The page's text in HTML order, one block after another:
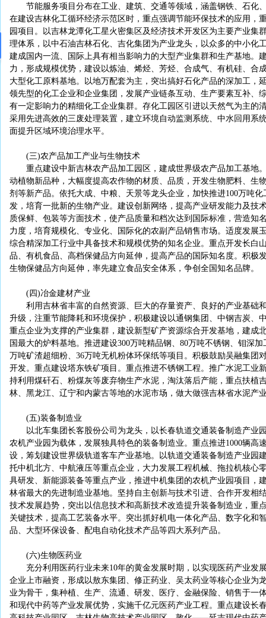
节能服务项目分布在工业、建筑、交通等领域，涵盖钢铁、石化
在建设吉林化工循环经济示范区时，重点强调节能环保技术的应用，
园项目。以吉林龙潭化工星火密集区及经济技术开发区为主要产业集
理体系，以中石油吉林石化、吉化集团为产业龙头，以众多的中小化
建成国内一流、国际上具有相当影响力的大型产业集群和生产基地。
力，形成规模优势，建设以炼油、烯烃、芳烃、合成气、有机硅、合
大型化工原料基地。以地万配套为主，突出搞好石化产品的深加工，
领先型的化工企业和企业集团，发展产业链条互动、生产要素互补、
有一定影响力的精细化工企业集群。存化工园区引进以天然气为主的
采用先进高效的三废处理装置，建立环境自动监测系统、中水回用系
面提升区域环境治理水平。
(三)农产品加工产业与生物技术
重点建设中新吉林农产品加工园区，建成世界级农产品加工基地
动植物新品种，大幅度提高农作物的材质、品质，开发生物肥料、生
剂等新产品。依托大成、中粮、天景等龙头企业，加快推进100万吨
发，培育一批新的生物产业。建设创新网络，提高产业研发能力及技
质保鲜、包装等方面技术，使产品质量和档次达到国际标准，营造知
力度，培育规模化、专业化、国际化的农副产品销售市场。适度发展
综合精深加工行业中具备技术和规模优势的知名企业。重点开发长白
品、有机食品、高档保健品方向延伸，提高产品的国际知名度。积极
生物保健品方向延伸，率先建立食品安全体系，争创全国知名品牌。
(四)冶金建材产业
利用吉林省丰富的自然资源、巨大的存量资产、良好的产业基础
升级，注重节能降耗和环境保护，积极建设以通钢集团、中钢吉炭、
重点企业为支撑的产业集群，建设新型矿产资源综合开发基地，建成
国最大的炉料基地。推进建设300万吨精品钢、80万吨不锈钢、钼深
万吨矿渣超细粉、36万吨无机粉体环保纸等项目。积极鼓励吴融集团
开发。重点建设塔东铁矿项目。重点推进不锈钢工程。推广水泥工业
持利用煤矸石、粉煤灰等废弃物生产水泥，淘汰落后产能，重点扶植
林、黑龙江、辽宁和内蒙古等地的水泥市场，做大做强吉林省水泥产
(五)装备制造业
以北车集团长客股份公司为龙头，以长春轨道交通装备制造产业
农机产业园为载体，发展独具特色的装备制造业。重点推进1000辆高
设，筹划建设世界级轨道客车产业基地。以轨道交通装备制造产业园
托中机北方、中航液压等重点企业，大力发展工程机械、拖拉机核心
具研发、新能源装备等重点产业，推进中机集团的农机产业园项目，
林省最大的先进制造业基地。坚持自主创新与技术引进、合作开发相
技术发展趋势，突出以信息技术和高新技术改造提升装备制造业，重
关键技术，提高工艺装备水平。突出抓好机电一体化产品、数字化和
品、大型环保设备、配电自动化技术产品等四大系列产品。
(六)生物医药业
充分利用医药行业未来10年的黄金发展时期，以实现医药产业发
企业上市融资，形成以敖东集团、修正药业、吴太药业等核心企业为
业为骨干，集种植、生产、流通、研发、医疗、金融保险、销售于一
和现代中药等产业发展优势，实施千亿元医药产业工程。重点建设长